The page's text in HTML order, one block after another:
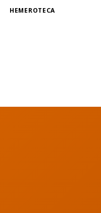
HEMEROTECA